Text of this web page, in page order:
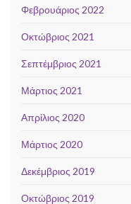
Φεβρουάριος 2022
Οκτώβριος 2021
Σεπτέμβριος 2021
Μάρτιος 2021
Απρίλιος 2020
Μάρτιος 2020
Δεκέμβριος 2019
Οκτώβριος 2019